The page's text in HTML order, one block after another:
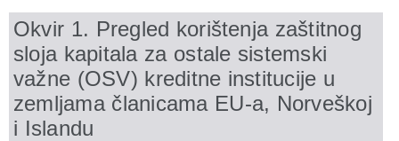
Okvir 1. Pregled korištenja zaštitnog
sloja kapitala za ostale sistemski
važne (OSV) kreditne institucije u
zemljama članicama EU-a, Norveškoj
i Islandu